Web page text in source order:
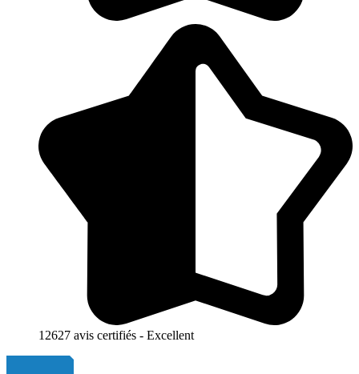
12627 avis certifiés - Excellent